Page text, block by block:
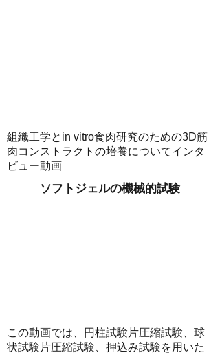
組織工学とin vitro食肉研究のための3D筋
肉コンストラクトの培養についてインタ
ビュー動画
ソフトジェルの機械的試験
この動画では、円柱試験片圧縮試験、球
状試験片圧縮試験、押込み試験を用いた